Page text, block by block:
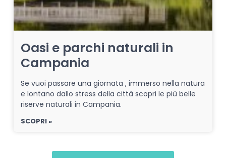
Oasi e parchi naturali in
Campania
Se vuoi passare una giornata , immerso nella natura
e lontano dallo stress della città scopri le più belle
riserve naturali in Campania.
SCOPRI »